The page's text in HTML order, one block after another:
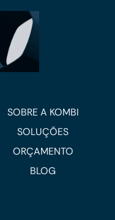
SOBRE A KOMBI
SOLUÇÕES
ORÇAMENTO
BLOG